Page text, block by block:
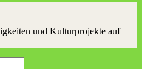
und Kulturprojekte auf